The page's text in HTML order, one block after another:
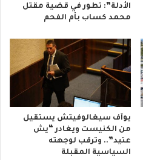
الأدلة”: تطور في قضية مقتل
محمد كساب بأم الفحم
يوآف سيغالوفيتش يستقيل
من الكنيست ويغادر “يش
عتيد”.. وترقب لوجهته
السياسية المقبلة